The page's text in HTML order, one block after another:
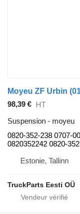
98,39 € HT
Suspension - moyeu
0820-352-238 0707-
0820352242 0820-
Estonie, Tallinn
TruckParts Eesti OÜ